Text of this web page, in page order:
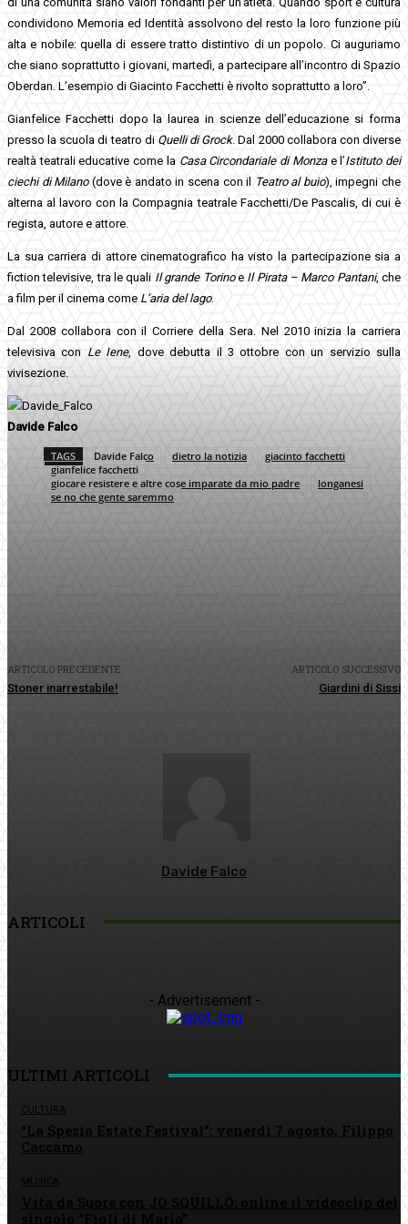
condividono Memoria ed Identità assolvono del resto la loro funzione più
alta e nobile: quella di essere tratto distintivo di un popolo. Ci auguriamo
che siano soprattutto i giovani, martedì, a partecipare all’incontro di Spazio
Oberdan. L’esempio di Giacinto Facchetti è rivolto soprattutto a loro”.
Gianfelice Facchetti dopo la laurea in scienze dell’educazione si forma
presso la scuola di teatro di Quelli di Grock. Dal 2000 collabora con diverse
realtà teatrali educative come la Casa Circondarialedi Monza e l’Istituto dei
ciechi di Milano (dove è andato in scena con il Teatro al buio), impegni che
alterna al lavoro con la Compagnia teatrale Facchetti/De Pascalis, di cui è
regista, autore e attore.
La sua carriera di attore cinematografico ha visto la partecipazione sia a
fiction televisive, tra le quali Il grande Torinoe Il Pirata – Marco Pantani, che
a film per il cinema come L’aria del lago.
Dal 2008 collabora con il Corriere della Sera. Nel 2010 inizia la carriera
televisiva con Le Iene, dove debutta il 3 ottobre con un servizio sulla
vivisezione.
Davide Falco
TAGS Davide Falco dietro la notizia
giacinto facchetti
gianfelice facchetti
giocare resistere e altre cose imparate da mio padre
longanesi
se no che gente saremmo
ARTICOLO PRECEDENTE
Stoner inarrestabile!
ARTICOLO SUCCESSIVO
Giardini di Sissi
Davide Falco
ARTICOLI
- Advertisement -
ULTIMI ARTICOLI
CULTURA
“La Spezia Estate Festival”: venerdì 7 agosto, Filippo
Caccamo